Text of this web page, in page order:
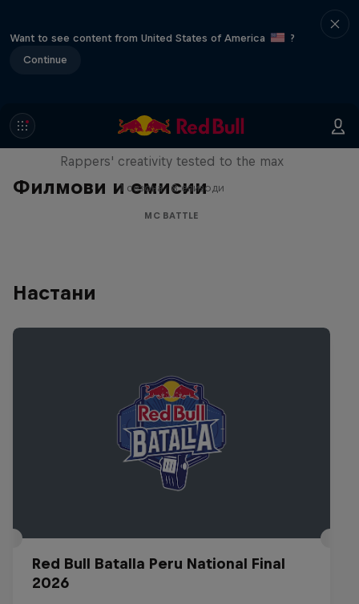
Want to see content from United States of America
?
Continue
Филмови и емисии
Red Bull Mic Flex
Rappers' creativity tested to the max
1 сезона · 8 епизоди
MC BATTLE
Настани
Red Bull Batalla Peru National Final
2026